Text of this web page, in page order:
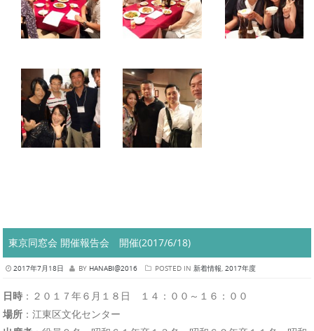
東京同窓会 開催報告会 開催(2017/6/18)
2017年7月18日 BY HANABI@2016 POSTED IN 新着情報, 2017年度
日時 ：２０１７年６月１８日 １４：００～１６：００
場所 ：江東区文化センター